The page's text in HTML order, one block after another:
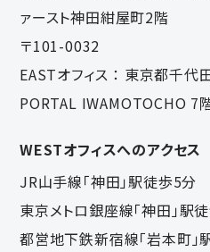
ァースト神田紺屋町2階
〒101-0032
EASTオフィス ： 東京都千代
PORTAL IWAMOTOCHO 7
WESTオフィスへのアクセス
JR山手線「神田」駅徒歩5分
東京メトロ銀座線「神田」駅
都営地下鉄新宿線「岩本町」